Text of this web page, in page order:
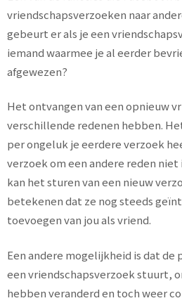
vriendschapsverzoeken naar
gebeurt er als je een
iemand waarmee je al eerder
afgewezen?
Het ontvangen van een opnieuw
verschillende redenen hebben.
per ongeluk je eerdere verzoek
verzoek om een andere reden
kan het sturen van een nieuw
betekenen dat ze nog steeds
toevoegen van jou als vriend.
Een andere mogelijkheid is dat
een vriendschapsverzoek stuurt,
hebben veranderd en toch weer